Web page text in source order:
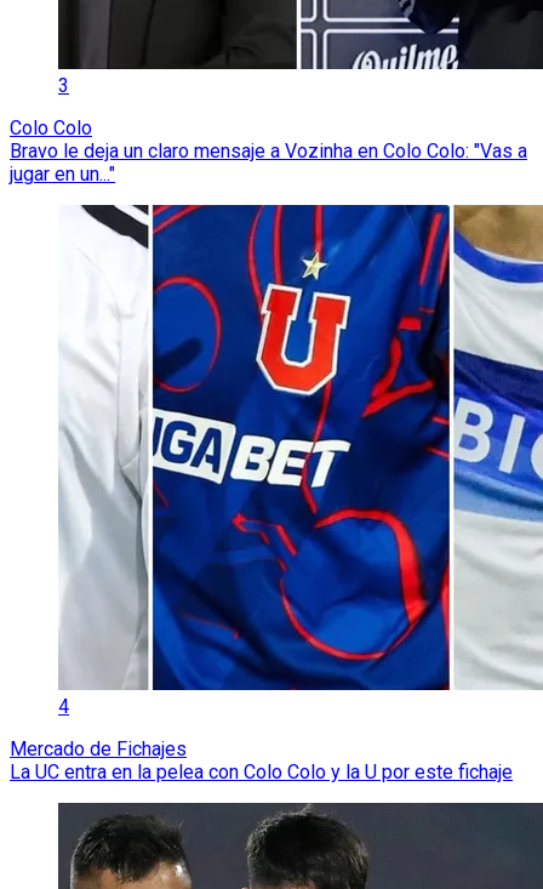
3
Colo Colo
Bravo le deja un claro mensaje a Vozinha en Colo Colo: "Vas a
jugar en un..."
4
Mercado de Fichajes
La UC entra en la pelea con Colo Colo y la U por este fichaje